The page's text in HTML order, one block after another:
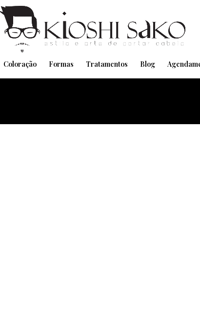
Coloração Formas Tratamentos Blog
Pensando em transformar seu Visual??
Agende pelo Whatsapp